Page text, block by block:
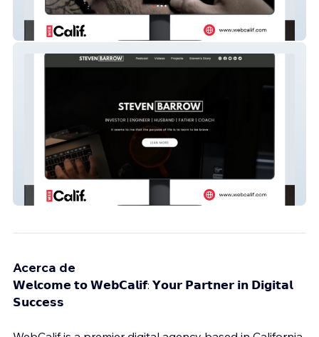
Barber Joes CHOPSHOP
Steven Barrow Data
Acerca de
𝗪𝗲𝗹𝗰𝗼𝗺𝗲 𝘁𝗼 𝗪𝗲𝗯𝗖𝗮𝗹𝗶𝗳: 𝗬𝗼𝘂𝗿 𝗣𝗮𝗿𝘁𝗻𝗲𝗿 𝗶𝗻 𝗗𝗶𝗴𝗶𝘁𝗮𝗹
𝗦𝘂𝗰𝗰𝗲𝘀𝘀